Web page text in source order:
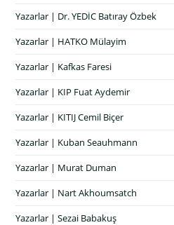
Yazarlar | Dr. YEDİC Batıray Özbek
Yazarlar | HATKO Mülayim
Yazarlar | Kafkas Faresi
Yazarlar | KIP Fuat Aydemir
Yazarlar | KITIJ Cemil Biçer
Yazarlar | Kuban Seauhmann
Yazarlar | Murat Duman
Yazarlar | Nart Akhoumsatch
Yazarlar | Sezai Babakuş